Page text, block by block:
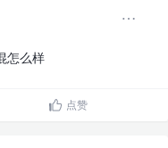
怎么样
点赞